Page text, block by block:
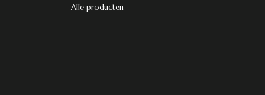
Alle producten